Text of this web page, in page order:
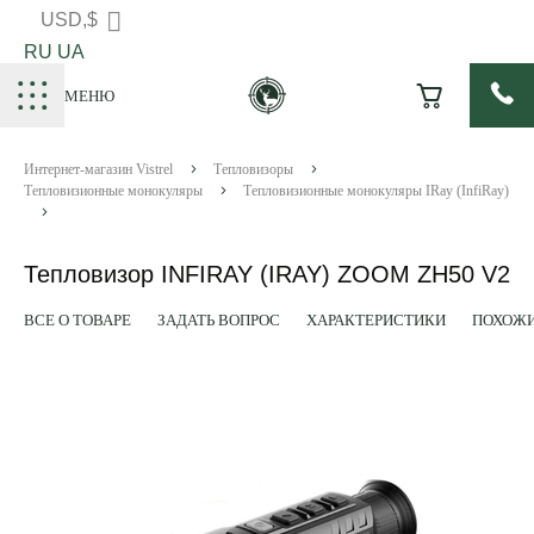
USD,$
RU UA
МЕНЮ
Интернет-магазин Vistrel
Тепловизоры
Тепловизионные монокуляры
Тепловизионные монокуляры IRay (InfiRay)
Тепловизор INFIRAY (IRAY) ZOOM ZH50 V2
ВСЕ О ТОВАРЕ ЗАДАТЬ ВОПРОС ХАРАКТЕРИСТИКИ